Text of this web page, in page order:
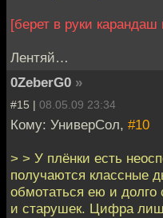
[берет в руки карандаш
Лентяй…
0ZeberG0 »
#15 | 08.05.09 23:34
Кому: УниверСол, #10
> > У плёнки есть
получаются классные
обмотаться ею и долго
и старушек. Цифра